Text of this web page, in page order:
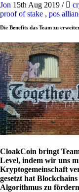
Jon 15th Aug 2019 /
proof of stake , pos
Die Benefits das Team zu
CloakCoin bringt
Level, indem wir uns
Kryptogemeinschaft
gesetzt hat
Algorithmus zu